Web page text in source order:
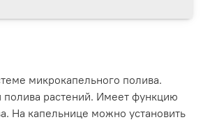
микрокапельного полива.
полива растений. Имеет функцию
На капельнице можно установить